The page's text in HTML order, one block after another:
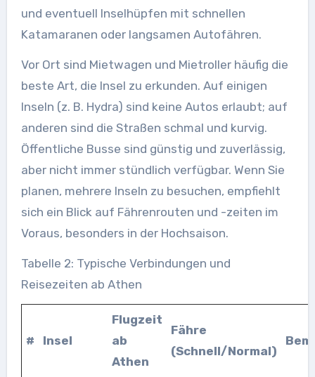
und eventuell Inselhüpfen mit schnellen
Katamaranen oder langsamen Autofähren.
Vor Ort sind Mietwagen und Mietroller häufig die
beste Art, die Insel zu erkunden. Auf einigen
Inseln (z. B. Hydra) sind keine Autos erlaubt; auf
anderen sind die Straßen schmal und kurvig.
Öffentliche Busse sind günstig und zuverlässig,
aber nicht immer stündlich verfügbar. Wenn Sie
planen, mehrere Inseln zu besuchen, empfiehlt
sich ein Blick auf Fährenrouten und -zeiten im
Voraus, besonders in der Hochsaison.
Tabelle 2: Typische Verbindungen und
Reisezeiten ab Athen
# Insel
Flugzeit
ab
Athen
Fähre
(Schnell/Normal)